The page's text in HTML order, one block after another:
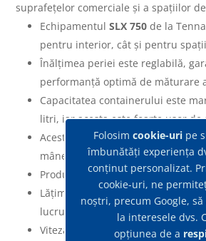
suprafețelor comerciale și a spațiilor
EchipamentulSLX 750 de la
pentru interior, cât și pentru
Înălțimea periei este reglabilă,
performanță optimă de măturare
Capacitatea containerului este
litri, iar acesta este foarte ușor de
Acest echipament de curățenie
mânerului reglabilă.
Productivitatea teoretică este de
Lățimea periei centrale este de
lucru cu periile laterale este tot de
Viteza maximă a echipamentului
Folosimcookie-uri pe
îmbunătăți experiența
conținut personalizat.
cookie-uri, ne
noștri, precum Google,
la interesele dvs.
opțiunea de a